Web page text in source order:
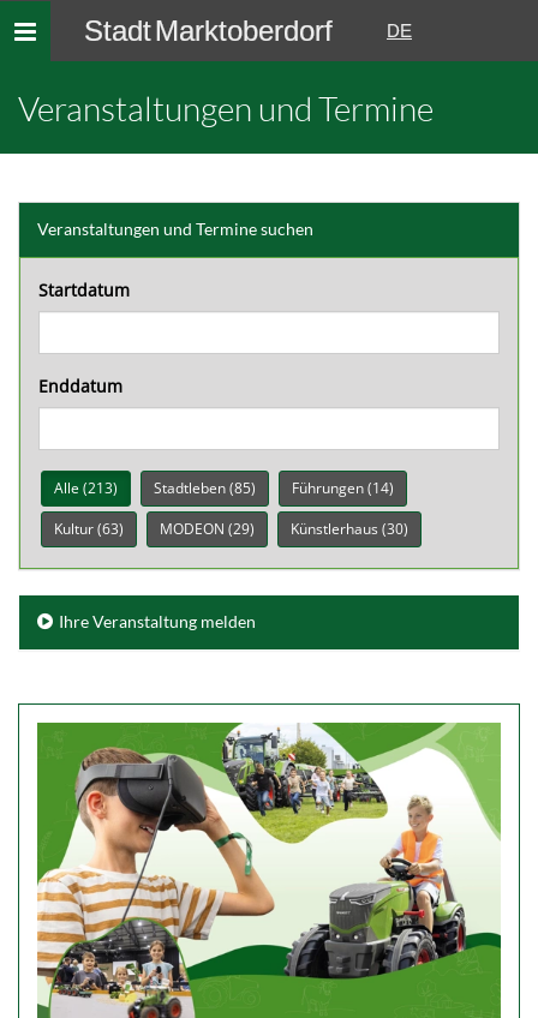
Toggle
navigation
Stadt Marktoberdorf DE
Veranstaltungen und Termine
Veranstaltungen und Termine suchen
Startdatum
Enddatum
Alle (213) Stadtleben (85)
Führungen (14)
Kultur (63)
MODEON (29) Künstlerhaus (30)
Ihre Veranstaltung melden